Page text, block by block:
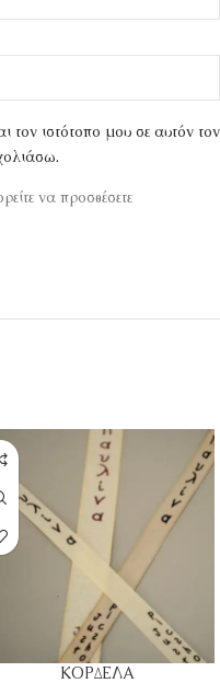
ιστότοπο μου σε αυτόν τον
να προσθέσετε
ΚΟΡΔΕΛΑ